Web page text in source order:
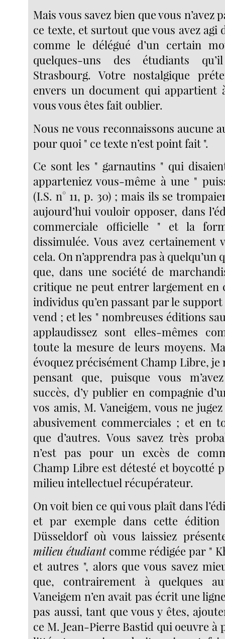
Mais vous savez bien que vous n’avez
ce texte, et surtout que vous avez agi
comme le délégué d’un certain
quelques-uns des étudiants
Strasbourg. Votre nostalgique
envers un document qui appartient
vous vous êtes fait oublier.
Nous ne vous reconnaissons aucune
pour quoi " ce texte n’est point fait ".
Ce sont les " garnautins " qui
apparteniez vous-même à une "
(I.S. n° 11, p. 30) ; mais ils se
aujourd’hui vouloir opposer, dans
commerciale officielle " et la
dissimulée. Vous avez certainement
cela. On n’apprendra pas à quelqu’un
que, dans une société de
critique ne peut entrer largement en
individus qu’en passant par le support
vend ; et les " nombreuses éditions
applaudissez sont elles-mêmes
toute la mesure de leurs moyens.
évoquez précisément Champ Libre, je
pensant que, puisque vous
succès, d’y publier en compagnie
vos amis, M. Vaneigem, vous ne
abusivement commerciales ; et en
que d’autres. Vous savez très
n’est pas pour un excès de
Champ Libre est détesté et boycotté
milieu intellectuel récupérateur.
On voit bien ce qui vous plaît dans
et par exemple dans cette
Düsseldorf où vous laissiez
milieu étudiantcomme rédigée par "
et autres ", alors que vous savez
que, contrairement à quelques
Vaneigem n’en avait pas écrit une
pas aussi, tant que vous y êtes,
ce M. Jean-Pierre Bastid qui oeuvre à